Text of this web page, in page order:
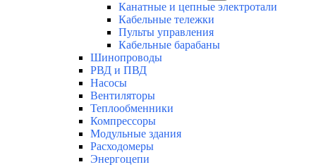
Канатные и цепные электротали
Кабельные тележки
Пульты управления
Кабельные барабаны
Шинопроводы
РВД и ПВД
Насосы
Вентиляторы
Теплообменники
Компрессоры
Модульные здания
Расходомеры
Энергоцепи